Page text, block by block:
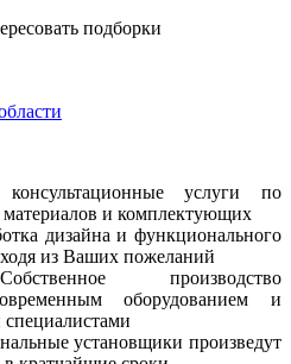
подборки
услуги по
и комплектующих
дизайна и функционального
из Ваших пожеланий
производство
оборудованием и
установщики произведут